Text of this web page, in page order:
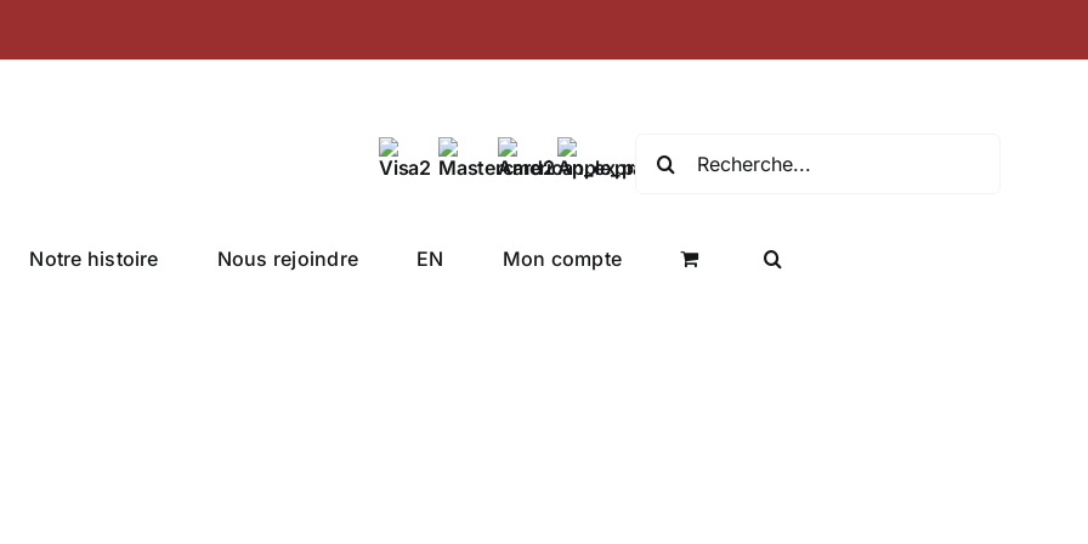
de
Notre histoire Nous rejoindre EN Mon compte